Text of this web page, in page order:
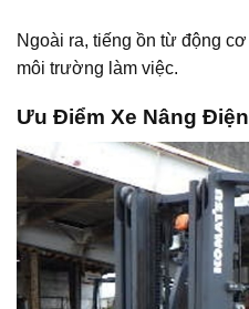
Ngoài ra, tiếng ồn từ động
môi trường làm việc.
Ưu Điểm Xe Nâng